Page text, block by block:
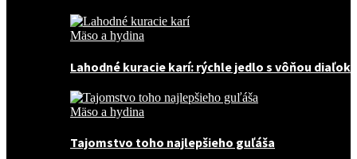
Mäso a hydina
Lahodné kuracie karí: rýchle jedlo s vôňou diaľok
Mäso a hydina
Tajomstvo toho najlepšieho guľáša